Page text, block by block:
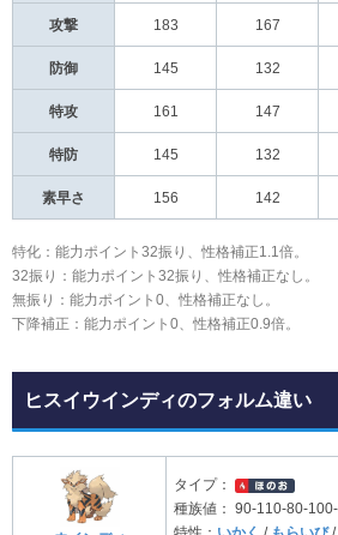
攻撃 183 167
防御 145 132
特攻 161 147
特防 145 132
素早さ 156 142
特化：能力ポイント32振り、性格補正1.1倍。
32振り：能力ポイント32振り、性格補正なし。
無振り：能力ポイント0、性格補正なし。
下降補正：能力ポイント0、性格補正0.9倍。
ヒスイウインディのフォルム違い
タイプ：
種族値：
90-110-80-